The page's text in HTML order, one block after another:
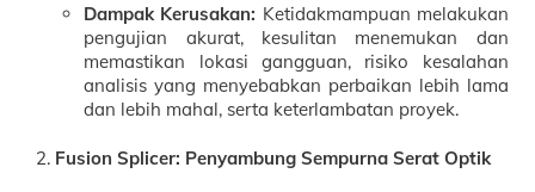
Dampak Kerusakan: Ketidakmampuan melakukan
pengujian akurat, kesulitan menemukan dan
memastikan lokasi gangguan, risiko kesalahan
analisis yang menyebabkan perbaikan lebih lama
dan lebih mahal, serta keterlambatan proyek.
Fusion Splicer: Penyambung Sempurna Serat Optik